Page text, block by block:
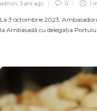
admin, 3 ani ago 0 1
La 3 octombrie 2023,
la Ambasadă cu delegația